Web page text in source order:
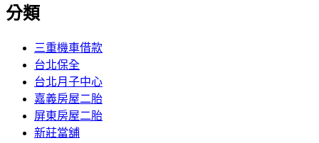
分類
三重機車借款
台北保全
台北月子中心
嘉義房屋二胎
屏東房屋二胎
新莊當舖